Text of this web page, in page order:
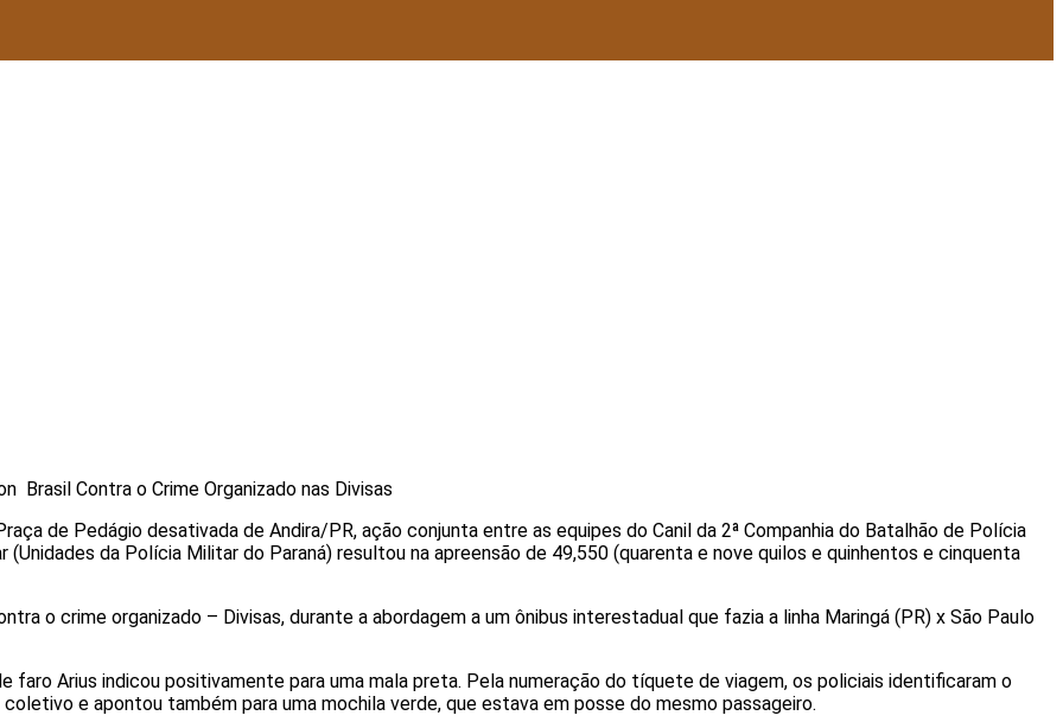
Brasil Contra o Crime Organizado nas Divisas
de Pedágio desativada de Andira/PR, ação conjunta entre as equipes do Canil da 2ª Companhia do Batalhão de Polícia
(Unidades da Polícia Militar do Paraná) resultou na apreensão de 49,550 (quarenta e nove quilos e quinhentos e cinquenta
o crime organizado – Divisas, durante a abordagem a um ônibus interestadual que fazia a linha Maringá (PR) x São Paulo
faro Arius indicou positivamente para uma mala preta. Pela numeração do tíquete de viagem, os policiais identificaram o
e apontou também para uma mochila verde, que estava em posse do mesmo passageiro.